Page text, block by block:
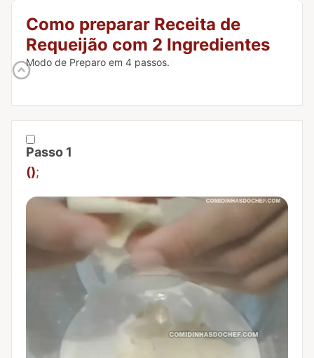
Como preparar Receita de
Requeijão com 2 Ingredientes
Modo de Preparo em 4 passos.
Passo 1
Marcar Passo 1 como concluído
();